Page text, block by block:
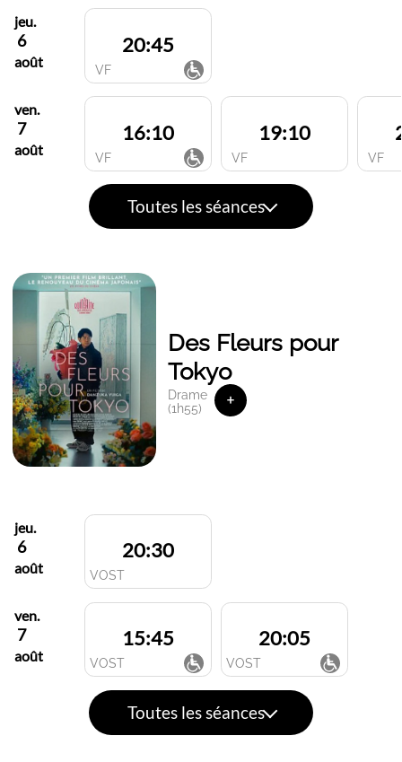
jeu.
6
août
20:45
VF
ven.
7
août
16:10
VF
19:10
VF VF
Toutes les séances
Des Fleurs pour
Tokyo
Drame
(1h55)
+
jeu.
6
août
20:30
VOST
ven.
7
août
15:45
VOST
20:05
VOST
Toutes les séances